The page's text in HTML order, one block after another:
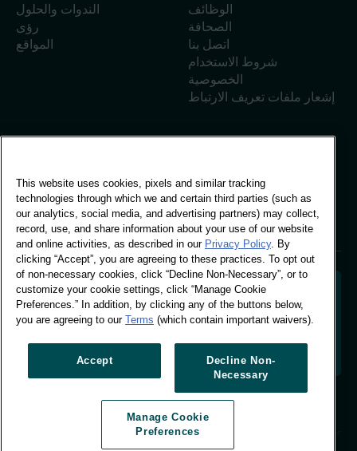
الندوات والحلول
رؤى
المواقع
الوظائف
الصحافة
اتصل بنا
شروط الاستخدام
الخصوصية
إشعار ملفات تعريف الارتباط
مبنى فيفو، 30 شارع
ستامفورد، لندن
لندن SE1 9LQ
T +44 (0)207 076 9000
فك رموز سلوك المتسوقين لتشكيل مستقبل علامتك التجارية.
إدارة تفضيلات ملفات تعريف الارتباط
© وورلدبانل 2026
This website uses cookies, pixels and similar tracking
technologies through which we and certain third parties (such as
our analytics, social media, and advertising partners) may collect,
record, use, and share information about your use of our website
and online activities, as described in our Privacy Policy. By
clicking “Accept”, you are agreeing to these practices. To opt out
of non-necessary cookies, click “Decline Non-Necessary”, or to
customize your cookie settings, click “Manage Cookie
Preferences.” In addition, by clicking any of the buttons below,
you are agreeing to our Terms (which contain important waivers).
Accept
Decline Non-
Necessary
Manage Cookie
Preferences